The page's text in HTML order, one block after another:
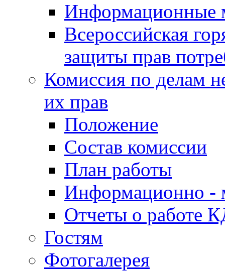
Информационные
Всероссийская
защиты прав
Комиссия по делам
их прав
Положение
Состав комиссии
План работы
Информационно -
Отчеты о работе
Гостям
Фотогалерея